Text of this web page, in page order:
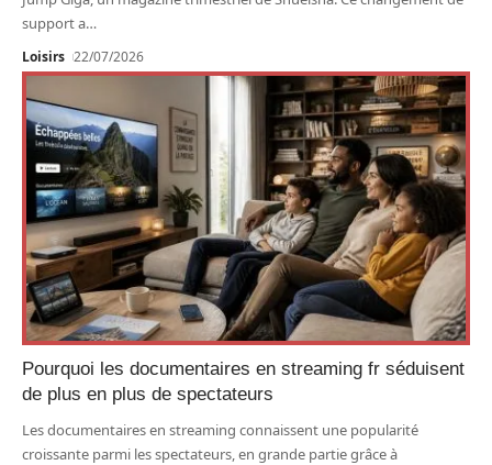
support a…
Loisirs 22/07/2026
Pourquoi les documentaires en streaming fr séduisent
de plus en plus de spectateurs
Les documentaires en streaming connaissent une popularité
croissante parmi les spectateurs, en grande partie grâce à